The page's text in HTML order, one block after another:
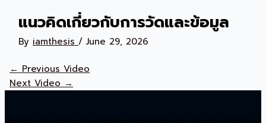
แนวคิดเกี่ยวกับการวัดและข้อมูล
By iamthesis/June 29, 2026
← Previous Video
Next Video →